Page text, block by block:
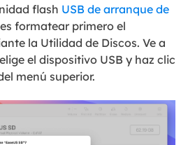
flash USB de arranque de
formatear primero el
la Utilidad de Discos. Ve a
el dispositivo USB y haz clic
menú superior.